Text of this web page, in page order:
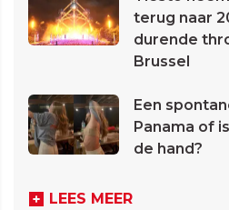
terug naar
durende
Brussel
Een
Panama of
de hand?
LEES MEER